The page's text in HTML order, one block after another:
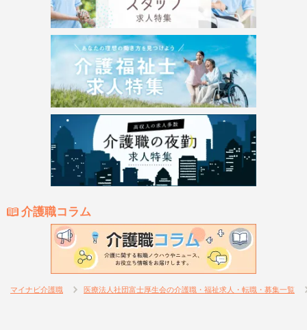
介護職コラム
マイナビ介護職 医療法人社団富士厚生会の介護職・福祉求人・転職・募集一覧